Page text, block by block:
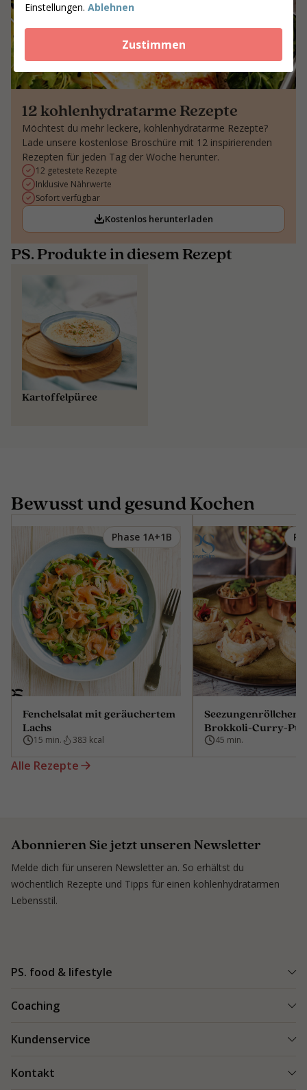
Einstellungen. Ablehnen
Zustimmen
PS. Produkte in diesem Rezept
Kartoffelpüree
12 kohlenhydratarme Rezepte
Möchtest du mehr leckere, kohlenhydratarme Rezepte?
Lade unsere kostenlose Broschüre mit 12 inspirierenden
Rezepten für jeden Tag der Woche herunter.
12 getestete Rezepte
Inklusive Nährwerte
Sofort verfügbar
Kostenlos herunterladen
Bewusst und gesund Kochen
Phase 1A+1B
Fenchelsalat mit geräuchertem
Lachs
15 min. 383 kcal
Seezungenröllchen
Brokkoli-Curry-
45 min.
Alle Rezepte
Abonnieren Sie jetzt unseren Newsletter
Melde dich für unseren Newsletter an. So erhältst du
wöchentlich Rezepte und Tipps für einen kohlenhydratarmen
Lebensstil.
PS. food & lifestyle
Kundenerfolge
Coaching
Blogs & Tipps
Kundenservice
Kontakt